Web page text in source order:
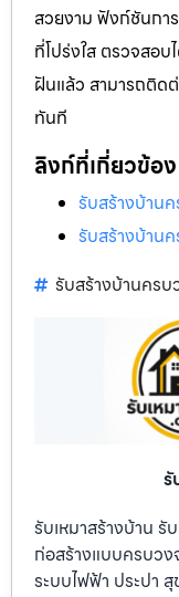
สวยงาม ฟังก์ชันกา
ที่โปร่งใส ตรวจสอ
ฝันแล้ว สามารถติดต่
ทันที
ลิงก์ที่เกี่ยวข้อง
รับสร้างบ้าน
รับสร้างบ้าน
รับสร้างบ้านครบ
รั
รับเหมาสร้างบ้าน รั
ก่อสร้างแบบครบว
ระบบไฟฟ้า ประปา